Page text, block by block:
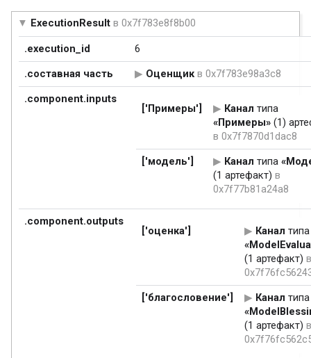
ExecutionResult в 0x7f783e8f8b00
.execution_id
6
.составная часть
Оценщик в 0x7f783e98a3c8
.component.inputs
['Примеры'] Канал типа
«Примеры» (1)
в 0x7f7870d1dac8
['модель']
Канал типа
(1 артефакт) в
0x7f77b81a24a8
.component.outputs
['оценка'] Канал типа
(1 артефакт) в
['благословение']
Канал типа
(1 артефакт) в